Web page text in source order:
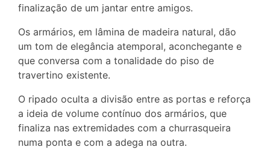
finalização de um jantar entre amigos.
Os armários, em lâmina de madeira natural, dão
um tom de elegância atemporal, aconchegante e
que conversa com a tonalidade do piso de
travertino existente.
O ripado oculta a divisão entre as portas e reforça
a ideia de volume contínuo dos armários, que
finaliza nas extremidades com a churrasqueira
numa ponta e com a adega na outra.